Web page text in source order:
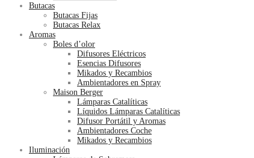
Butacas
Butacas Fijas
Butacas Relax
Aromas
Boles d’olor
Difusores Eléctricos
Esencias Difusores
Mikados y Recambios
Ambientadores en Spray
Maison Berger
Lámparas Catalíticas
Líquidos Lámparas Catalíticas
Difusor Portátil y Aromas
Ambientadores Coche
Mikados y Recambios
Iluminación